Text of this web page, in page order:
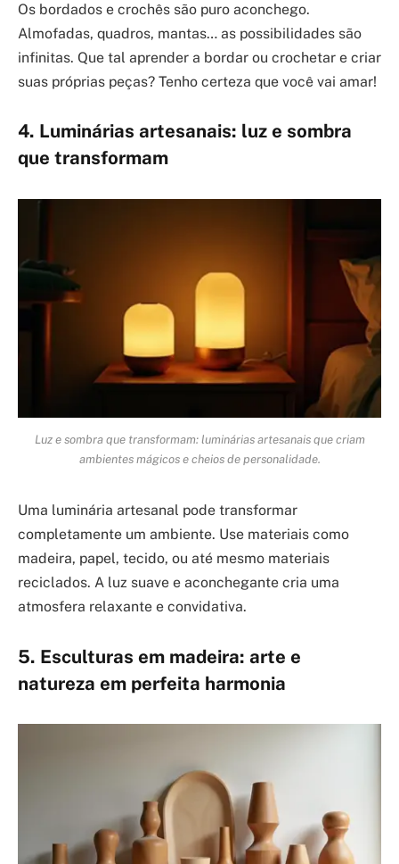
Os bordados e crochês são puro aconchego.
Almofadas, quadros, mantas… as possibilidades são
infinitas. Que tal aprender a bordar ou crochetar e criar
suas próprias peças? Tenho certeza que você vai amar!
4. Luminárias artesanais: luz e sombra
que transformam
Luz e sombra que transformam: luminárias artesanais que criam
ambientes mágicos e cheios de personalidade.
Uma luminária artesanal pode transformar
completamente um ambiente. Use materiais como
madeira, papel, tecido, ou até mesmo materiais
reciclados. A luz suave e aconchegante cria uma
atmosfera relaxante e convidativa.
5. Esculturas em madeira: arte e
natureza em perfeita harmonia